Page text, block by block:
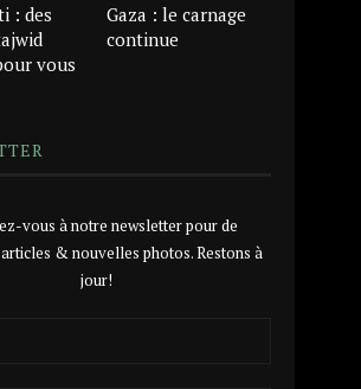
: des
vous
Gaza : le carnage
continue
vous à notre newsletter pour de
& nouvelles photos. Restons à
jour!